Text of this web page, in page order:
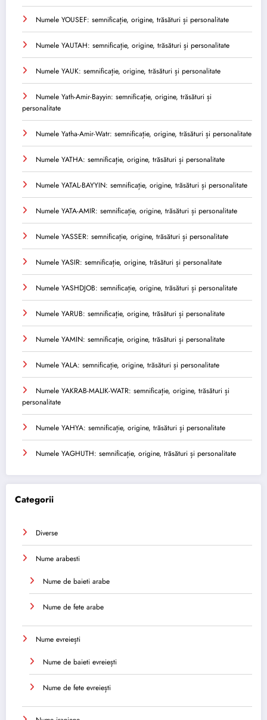
Numele YOUSEF: semnificație, origine, trăsături și personalitate
Numele YAUTAH: semnificație, origine, trăsături și personalitate
Numele YAUK: semnificație, origine, trăsături și personalitate
Numele Yath-Amir-Bayyin: semnificație, origine, trăsături și
personalitate
Numele Yatha-Amir-Watr: semnificație, origine, trăsături și personalitate
Numele YATHA: semnificație, origine, trăsături și personalitate
Numele YATAL-BAYYIN: semnificație, origine, trăsături și personalitate
Numele YATA-AMIR: semnificație, origine, trăsături și personalitate
Numele YASSER: semnificație, origine, trăsături și personalitate
Numele YASIR: semnificație, origine, trăsături și personalitate
Numele YASHDJOB: semnificație, origine, trăsături și personalitate
Numele YARUB: semnificație, origine, trăsături și personalitate
Numele YAMIN: semnificație, origine, trăsături și personalitate
Numele YALA: semnificație, origine, trăsături și personalitate
Numele YAKRAB-MALIK-WATR: semnificație, origine, trăsături și
personalitate
Numele YAHYA: semnificație, origine, trăsături și personalitate
Numele YAGHUTH: semnificație, origine, trăsături și personalitate
Categorii
Diverse
Nume arabesti
Nume de baieti arabe
Nume de fete arabe
Nume evreiești
Nume de baieti evreiești
Nume de fete evreiești